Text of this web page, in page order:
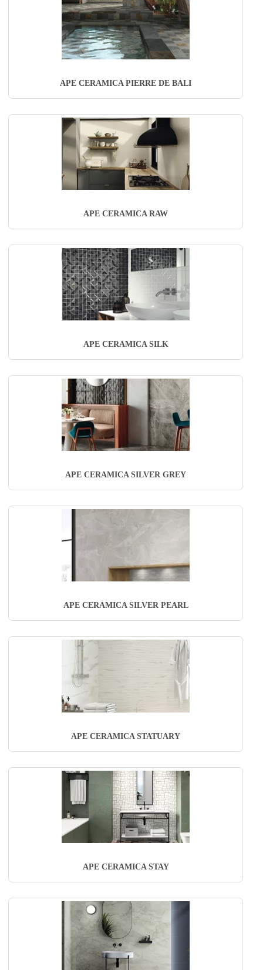
APE CERAMICA PIERRE DE BALI
APE CERAMICA RAW
APE CERAMICA SILK
APE CERAMICA SILVER GREY
APE CERAMICA SILVER PEARL
APE CERAMICA STATUARY
APE CERAMICA STAY